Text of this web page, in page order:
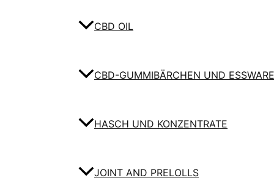
CBD OIL
CBD-GUMMIBÄRCHEN UND
HASCH UND KONZENTRATE
JOINT AND PRELOLLS